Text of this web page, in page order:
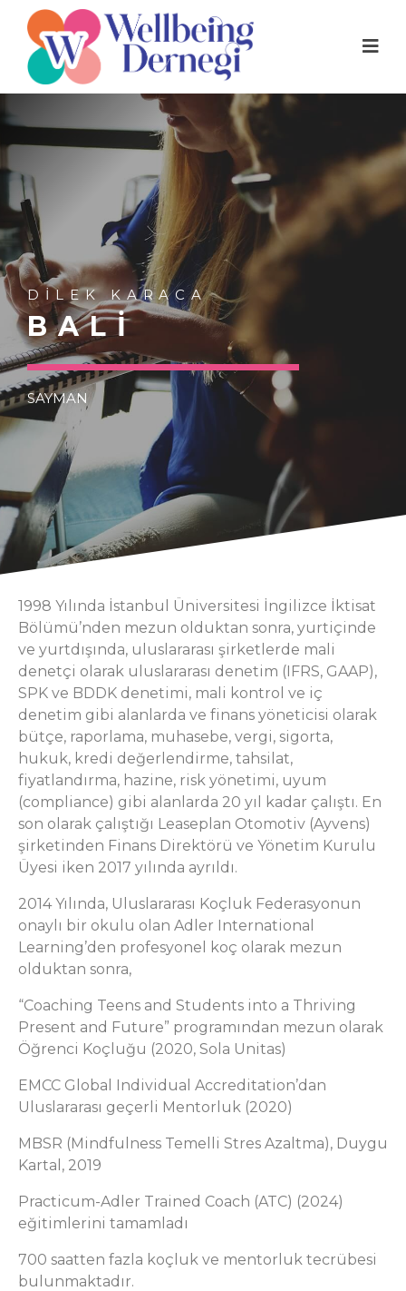
DILEK KARACA
BALI
SAYMAN
1998 Yılında İstanbul Üniversitesi İngilizce İktisat
Bölümü’nden mezun olduktan sonra, yurtiçinde
ve yurtdışında, uluslararası şirketlerde mali
denetçi olarak uluslararası denetim (IFRS, GAAP),
SPK ve BDDK denetimi, mali kontrol ve iç
denetim gibi alanlarda ve finans yöneticisi olarak
bütçe, raporlama, muhasebe, vergi, sigorta,
hukuk, kredi değerlendirme, tahsilat,
fiyatlandırma, hazine, risk yönetimi, uyum
(compliance) gibi alanlarda 20 yıl kadar çalıştı. En
son olarak çalıştığı Leaseplan Otomotiv (Ayvens)
şirketinden Finans Direktörü ve Yönetim Kurulu
Üyesi iken 2017 yılında ayrıldı.
2014 Yılında, Uluslararası Koçluk Federasyonun
onaylı bir okulu olan Adler International
Learning’den profesyonel koç olarak mezun
olduktan sonra,
“Coaching Teens and Students into a Thriving
Present and Future” programından mezun olarak
Öğrenci Koçluğu (2020, Sola Unitas)
EMCC Global Individual Accreditation’dan
Uluslararası geçerli Mentorluk (2020)
MBSR (Mindfulness Temelli Stres Azaltma), Duygu
Kartal, 2019
Practicum-Adler Trained Coach (ATC) (2024)
eğitimlerini tamamladı
700 saatten fazla koçluk ve mentorluk tecrübesi
bulunmaktadır.